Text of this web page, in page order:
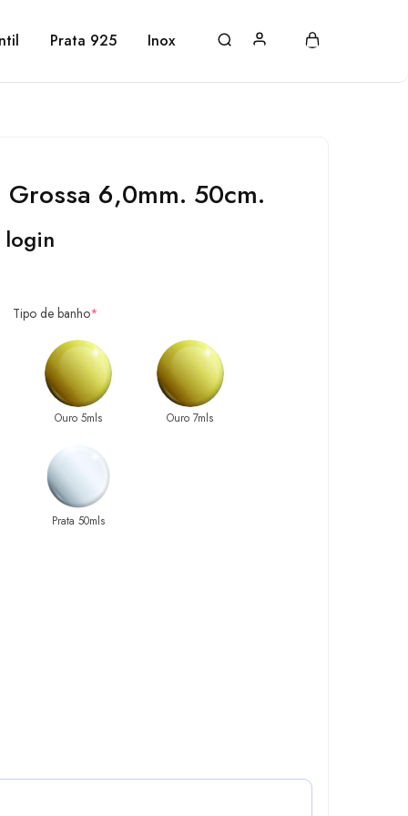
Prata 925 Inox
6,0mm. 50cm.
login
Tipo de banho*
Ouro 5mls Ouro 7mls
Prata 50mls